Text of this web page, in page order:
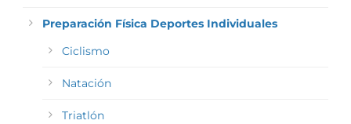
Preparación Física Deportes Individuales
Ciclismo
Natación
Triatlón